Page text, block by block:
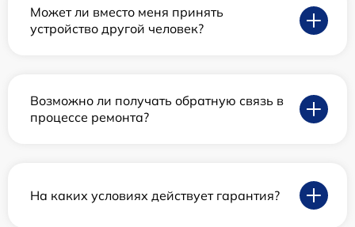
Может ли вместо меня принять
устройство другой человек?
Возможно ли получать обратную связь в
процессе ремонта?
На каких условиях действует гарантия?